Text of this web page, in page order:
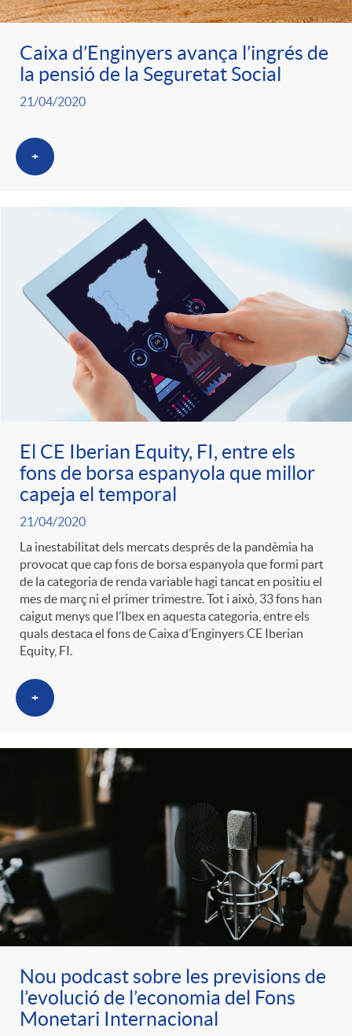
Caixa d’Enginyers avança l’ingrés de
la pensió de la Seguretat Social
21/04/2020
+
El CE Iberian Equity, FI, entre els
fons de borsa espanyola que millor
capeja el temporal
21/04/2020
La inestabilitat dels mercats després de la pandèmia ha
provocat que cap fons de borsa espanyola que formi part
de la categoria de renda variable hagi tancat en positiu el
mes de març ni el primer trimestre. Tot i això, 33 fons han
caigut menys que l’Ibex en aquesta categoria, entre els
quals destaca el fons de Caixa d’Enginyers CE Iberian
Equity, FI.
+
Nou podcast sobre les previsions de
l’evolució de l’economia del Fons
Monetari Internacional